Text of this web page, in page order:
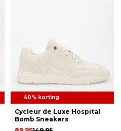
40% korting
Cycleur de Luxe Hospital
Bomb Sneakers